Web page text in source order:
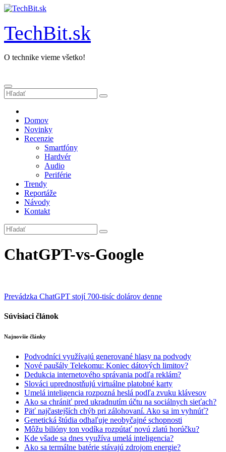
Prejsť
obsah
TechBit.sk
O technike vieme všetko!
Domov
Novinky
Recenzie
Smartfóny
Hardvér
Audio
Periférie
Trendy
Reportáže
Návody
Kontakt
ChatGPT-vs-Google
Navigácia
v
Prevádzka ChatGPT stojí 700-tisíc dolárov denne
Súvisiaci článok
Najnovšie články
Podvodníci využívajú generované hlasy na podvody
Nové paušály Telekomu: Koniec dátových limitov?
Dedukcia internetového správania podľa reklám?
Slováci uprednostňujú virtuálne platobné karty
Umelá inteligencia rozpozná heslá podľa zvuku klávesov
Ako sa chrániť pred ukradnutím účtu na sociálnych sieťach?
Päť najčastejších chýb pri zálohovaní. Ako sa im vyhnúť?
Genetická štúdia odhaľuje neobyčajné schopnosti
Môžu bilióny ton vodíka rozpútať novú zlatú horúčku?
Kde všade sa dnes využíva umelá inteligencia?
Ako sa termálne batérie stávajú zdrojom energie?